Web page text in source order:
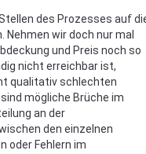
des Prozesses auf
wir doch nur mal
und Preis noch so
nicht erreichbar ist,
qualitativ schlechten
mögliche Brüche im
an der
den einzelnen
oder Fehlern im